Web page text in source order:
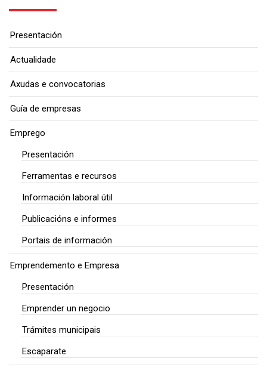
Presentación
Actualidade
Axudas e convocatorias
Guía de empresas
Emprego
Presentación
Ferramentas e recursos
Información laboral útil
Publicacións e informes
Portais de información
Emprendemento e Empresa
Presentación
Emprender un negocio
Trámites municipais
Escaparate